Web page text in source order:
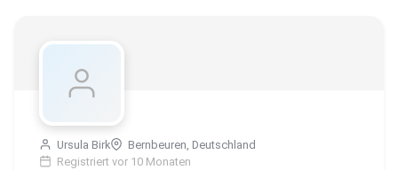
Ursula Birk
Bernbeuren, Deutschland
Registriert vor 10 Monaten